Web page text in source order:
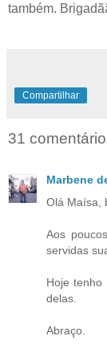
também.
Compartilhar
31
Marbene
Olá Maísa,
Aos
servidas
Hoje
delas.
Abraço.